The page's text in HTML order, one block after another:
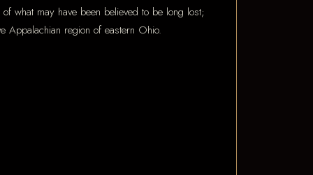
what may have been believed to be long lost;
Appalachian region of eastern Ohio.